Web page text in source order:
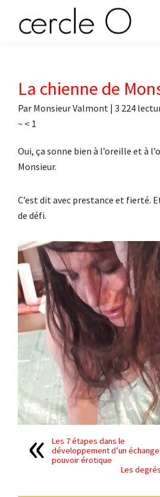
principale
O
érotique
La chienne de
Par Monsieur Valmont | 3 224
~ < 1
Oui, ça sonne bien à l’oreille et à
Monsieur.
C’est dit avec prestance et fierté.
de défi.
Les 7 étapes dans le
développement d’un
pouvoir érotique
Les